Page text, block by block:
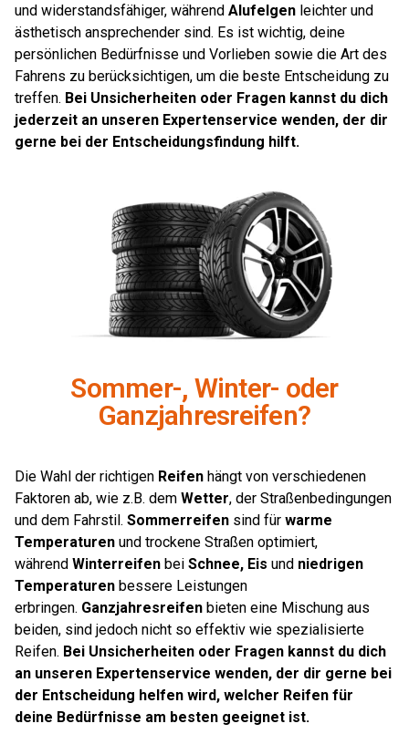
und widerstandsfähiger, während Alufelgen leichter und
ästhetisch ansprechender sind. Es ist wichtig, deine
persönlichen Bedürfnisse und Vorlieben sowie die Art des
Fahrens zu berücksichtigen, um die beste Entscheidung zu
treffen. Bei Unsicherheiten oder Fragen kannst du dich
jederzeit an unseren Expertenservice wenden, der dir
gerne bei der Entscheidungsfindung hilft.
Sommer-, Winter- oder
Ganzjahresreifen?
Die Wahl der richtigen Reifen hängt von verschiedenen
Faktoren ab, wie z.B. dem Wetter, der Straßenbedingungen
und dem Fahrstil. Sommerreifen sind für warme
Temperaturen und trockene Straßen optimiert,
während Winterreifen bei Schnee, Eis und niedrigen
Temperaturen bessere Leistungen
erbringen. Ganzjahresreifen bieten eine Mischung aus
beiden, sind jedoch nicht so effektiv wie spezialisierte
Reifen. Bei Unsicherheiten oder Fragen kannst du dich
an unseren Expertenservice wenden, der dir gerne bei
der Entscheidung helfen wird, welcher Reifen für
deine Bedürfnisse am besten geeignet ist.